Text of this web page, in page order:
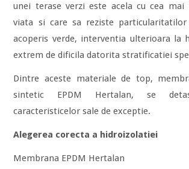
unei terase verzi este acela cu cea mai
viata si care sa reziste
acoperis verde, interventia ulterioara la
extrem de dificila datorita stratificatiei
Dintre aceste materiale de top,
sintetic EPDM Hertalan, se
caracteristicelor sale de exceptie.
Alegerea corecta a hidroizolatiei
Membrana EPDM Hertalan